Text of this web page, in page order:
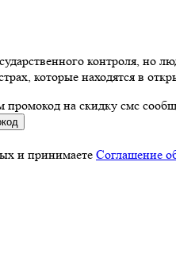
контроля,
которые находятся в
промокод на скидку смс
и принимаете Соглашение